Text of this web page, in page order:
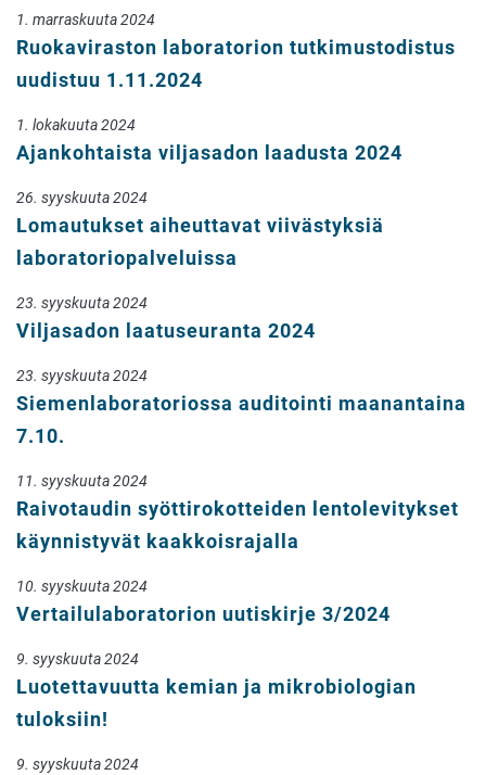
1. marraskuuta 2024
Ruokaviraston laboratorion tutkimustodistus
uudistuu 1.11.2024
1. lokakuuta 2024
Ajankohtaista viljasadon laadusta 2024
26. syyskuuta 2024
Lomautukset aiheuttavat viivästyksiä
laboratoriopalveluissa
23. syyskuuta 2024
Viljasadon laatuseuranta 2024
23. syyskuuta 2024
Siemenlaboratoriossa auditointi maanantaina
7.10.
11. syyskuuta 2024
Raivotaudin syöttirokotteiden lentolevitykset
käynnistyvät kaakkoisrajalla
10. syyskuuta 2024
Vertailulaboratorion uutiskirje 3/2024
9. syyskuuta 2024
Luotettavuutta kemian ja mikrobiologian
tuloksiin!
9. syyskuuta 2024